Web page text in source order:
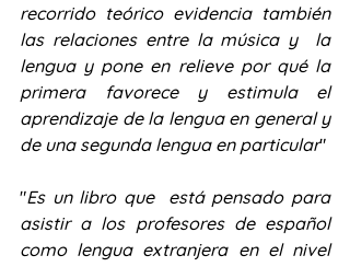
recorrido teórico evidencia también
las relaciones entre la música y  la
lengua y pone en relieve por qué la
primera favorece y estimula el
aprendizaje de la lengua en general y
de una segunda lengua en particular"
"Es un libro que  está pensado para
asistir a los profesores de español
como lengua extranjera en el nivel